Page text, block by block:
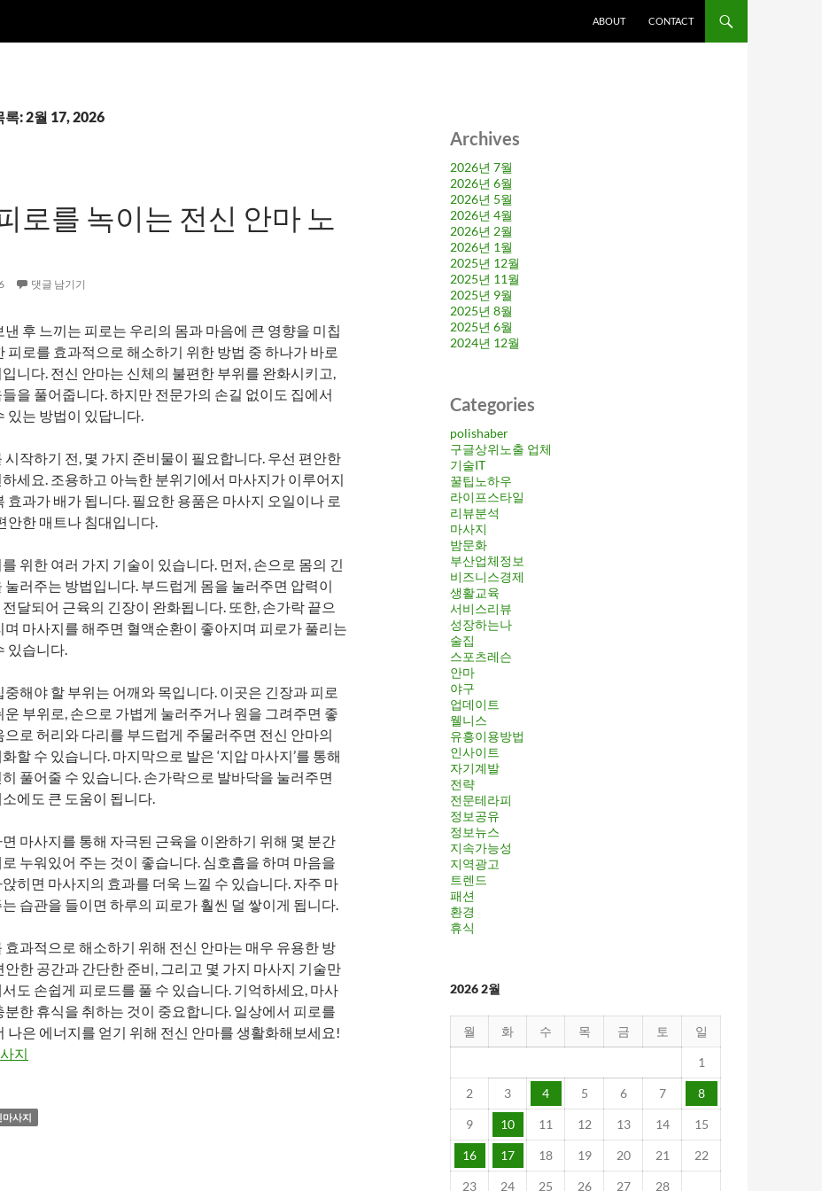
ABOUT CONTACT
록: 2월 17, 2026
로를 녹이는 전신 안마 노
댓글 남기기
낸 후 느끼는 피로는 우리의 몸과 마음에 큰 영향을 미칩
피로를 효과적으로 해소하기 위한 방법 중 하나가 바로
니다. 전신 안마는 신체의 불편한 부위를 완화시키고,
을 풀어줍니다. 하지만 전문가의 손길 없이도 집에서
있는 방법이 있답니다.
시작하기 전, 몇 가지 준비물이 필요합니다. 우선 편안한
세요. 조용하고 아늑한 분위기에서 마사지가 이루어지
효과가 배가 됩니다. 필요한 용품은 마사지 오일이나 로
안한 매트나 침대입니다.
위한 여러 가지 기술이 있습니다. 먼저, 손으로 몸의 긴
눌러주는 방법입니다. 부드럽게 몸을 눌러주면 압력이
달되어 근육의 긴장이 완화됩니다. 또한, 손가락 끝으
며 마사지를 해주면 혈액순환이 좋아지며 피로가 풀리는
있습니다.
중해야 할 부위는 어깨와 목입니다. 이곳은 긴장과 피로
운 부위로, 손으로 가볍게 눌러주거나 원을 그려주면 좋
으로 허리와 다리를 부드럽게 주물러주면 전신 안마의
할 수 있습니다. 마지막으로 발은 ‘지압 마사지’를 통해
풀어줄 수 있습니다. 손가락으로 발바닥을 눌러주면
에도 큰 도움이 됩니다.
마사지를 통해 자극된 근육을 이완하기 위해 몇 분간
누워있어 주는 것이 좋습니다. 심호흡을 하며 마음을
히면 마사지의 효과를 더욱 느낄 수 있습니다. 자주 마
습관을 들이면 하루의 피로가 훨씬 덜 쌓이게 됩니다.
효과적으로 해소하기 위해 전신 안마는 매우 유용한 방
안한 공간과 간단한 준비, 그리고 몇 가지 마사지 기술만
도 손쉽게 피로드를 풀 수 있습니다. 기억하세요, 마사
분한 휴식을 취하는 것이 중요합니다. 일상에서 피로를
나은 에너지를 얻기 위해 전신 안마를 생활화해보세요!
지
사지
Archives
2026년 7월
2026년 6월
2026년 5월
2026년 4월
2026년 2월
2026년 1월
2025년 12월
2025년 11월
2025년 9월
2025년 8월
2025년 6월
2024년 12월
Categories
polishaber
구글상위노출 업체
기술IT
꿀팁노하우
라이프스타일
리뷰분석
마사지
밤문화
부산업체정보
비즈니스경제
생활교육
서비스리뷰
성장하는나
술집
스포츠레슨
안마
야구
업데이트
웰니스
유흥이용방법
인사이트
자기계발
전략
전문테라피
정보공유
정보뉴스
지속가능성
지역광고
트렌드
패션
환경
휴식
2026 2월
월 화 수 목 금 토 일
1
2 3 4 5 6 7 8
9 10 11 12 13 14 15
16 17 18 19 20 21 22
23 24 25 26 27 28